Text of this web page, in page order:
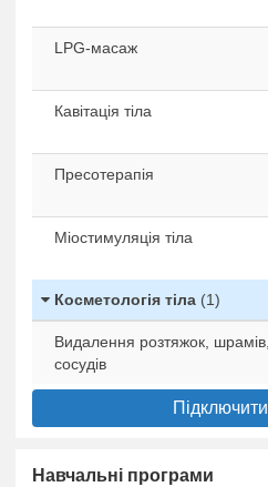
LPG-масаж
Кавітація тіла
Пресотерапія
Міостимуляція тіла
Косметологія тіла (1)
Видалення розтяжок, шрамів,
сосудів
Навчальні програми